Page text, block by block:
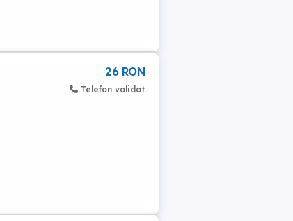
26 RON
Telefon validat